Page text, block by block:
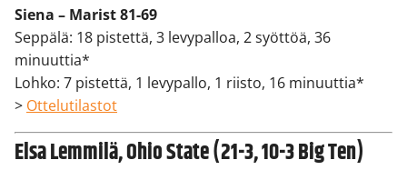
Siena – Marist 81-69
Seppälä: 18 pistettä, 3 levypalloa, 2 syöttöä, 36
minuuttia*
Lohko: 7 pistettä, 1 levypallo, 1 riisto, 16 minuuttia*
> Ottelutilastot
Elsa Lemmilä, Ohio State (21-3, 10-3 Big Ten)